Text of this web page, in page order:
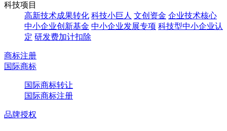
科技项目
高新技术成果转化 科技小巨人 文创资金 企业技术核心
中小企业创新基金 中小企业发展专项 科技型中小企业认
定 研发费加计扣除
商标注册
国际商标
国际商标转让
国际商标注册
品牌授权